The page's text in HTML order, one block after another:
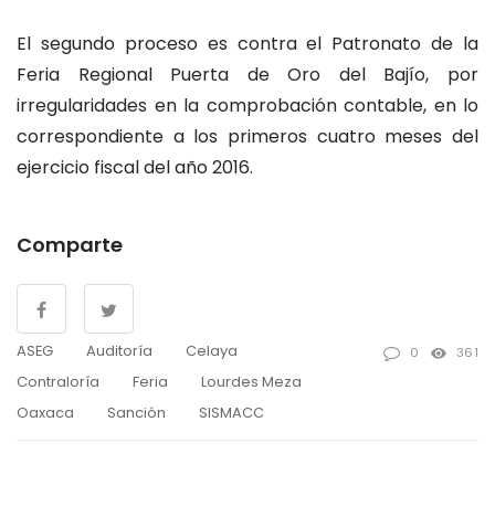
El segundo proceso es contra el Patronato de la
Feria Regional Puerta de Oro del Bajío, por
irregularidades en la comprobación contable, en lo
correspondiente a los primeros cuatro meses del
ejercicio fiscal del año 2016.
Comparte
ASEG Auditoría
Celaya
Contraloría
Feria
Lourdes Meza
Oaxaca
Sanción SISMACC
0 361